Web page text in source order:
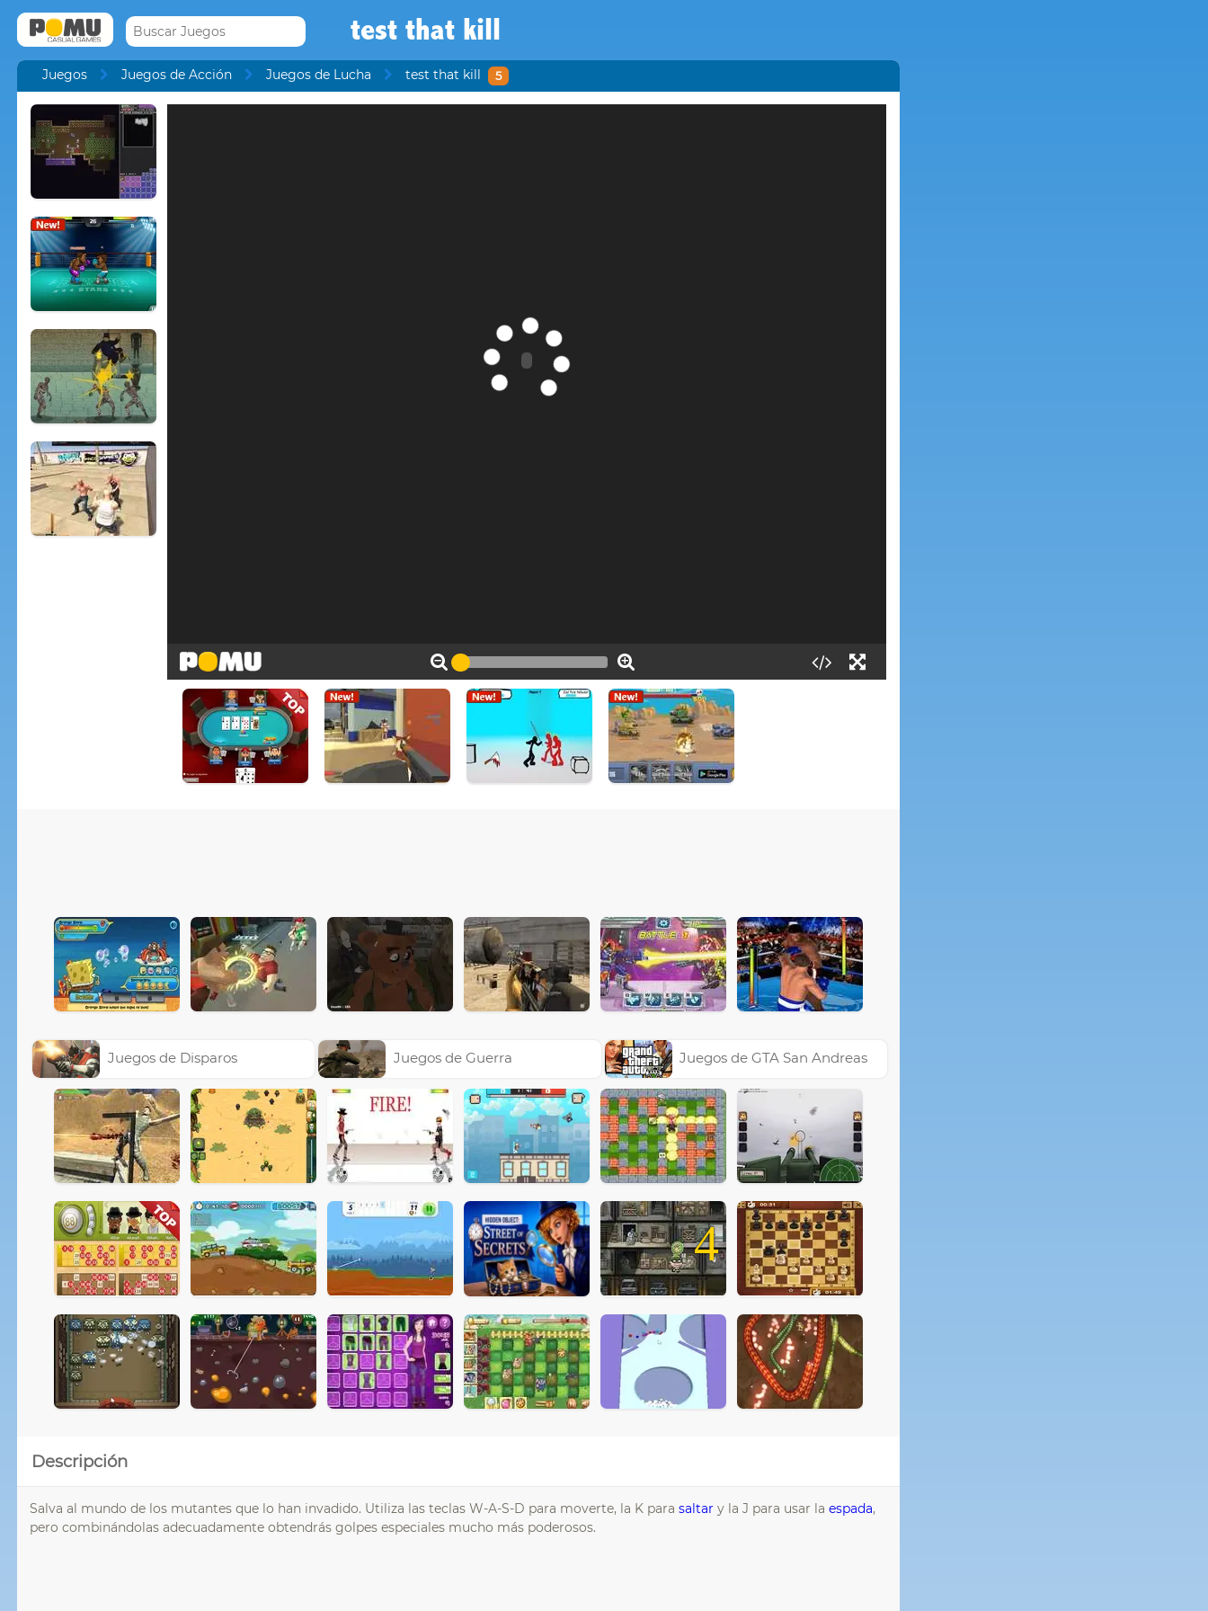
test that kill
Juegos Juegos de Acción Juegos de Lucha test that kill 5
Juegos de Disparos Juegos de Guerra Juegos de GTA San Andreas
4
Descripción
Salva al mundo de los mutantes que lo han invadido. Utiliza las teclas W-A-S-D para moverte, la K para saltar y la J para usar la espada,
pero combinándolas adecuadamente obtendrás golpes especiales mucho más poderosos.